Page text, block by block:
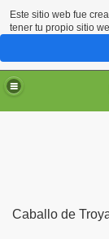
Caballo de
Este sitio web fue
tener tu propio sitio